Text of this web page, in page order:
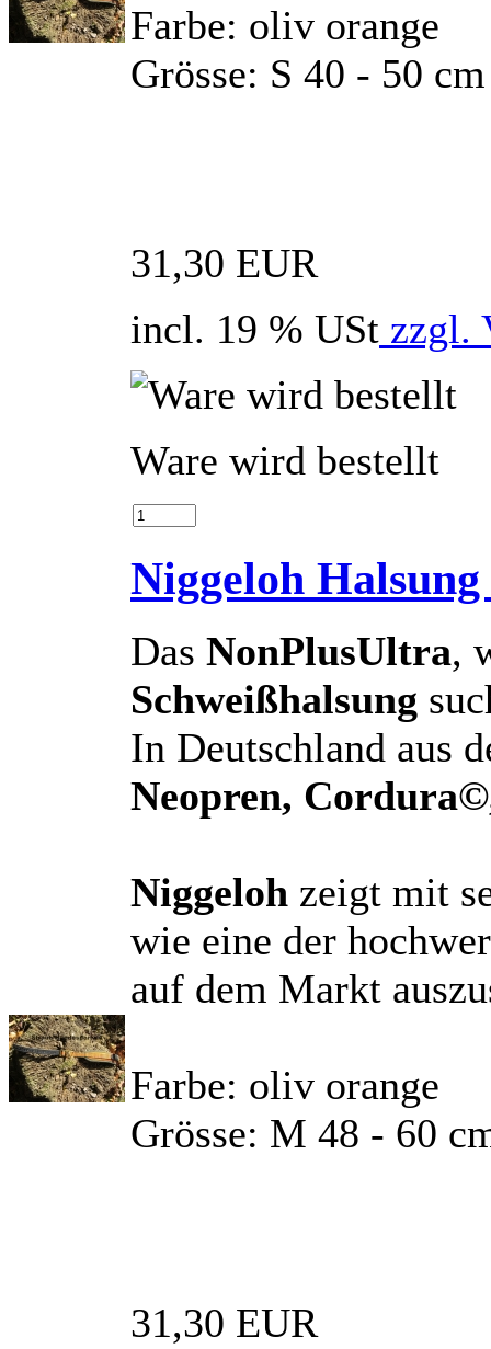
Farbe: oliv orange
Grösse: S 40 - 50
31,30 EUR
incl. 19 % USt zzgl.
Ware wird bestellt
Niggeloh
Das NonPlusUltra,
Schweißhalsung
In Deutschland aus
Neopren,
Niggeloh zeigt mit
wie eine der
auf dem Markt
Farbe: oliv orange
Grösse: M 48 - 60
31,30 EUR